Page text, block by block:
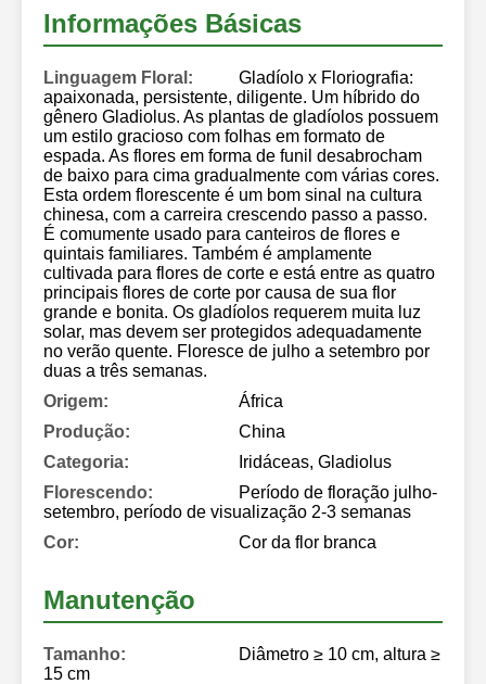
Informações Básicas
Linguagem Floral:
Gladíolo x Floriografia:
apaixonada, persistente, diligente. Um híbrido do
gênero Gladiolus. As plantas de gladíolos possuem
um estilo gracioso com folhas em formato de
espada. As flores em forma de funil desabrocham
de baixo para cima gradualmente com várias cores.
Esta ordem florescente é um bom sinal na cultura
chinesa, com a carreira crescendo passo a passo.
É comumente usado para canteiros de flores e
quintais familiares. Também é amplamente
cultivada para flores de corte e está entre as quatro
principais flores de corte por causa de sua flor
grande e bonita. Os gladíolos requerem muita luz
solar, mas devem ser protegidos adequadamente
no verão quente. Floresce de julho a setembro por
duas a três semanas.
Origem:
África
Produção:
China
Categoria:
Iridáceas, Gladiolus
Florescendo:
Período de floração julho-
setembro, período de visualização 2-3 semanas
Cor:
Cor da flor branca
Manutenção
Tamanho:
Diâmetro ≥ 10 cm, altura ≥
15 cm